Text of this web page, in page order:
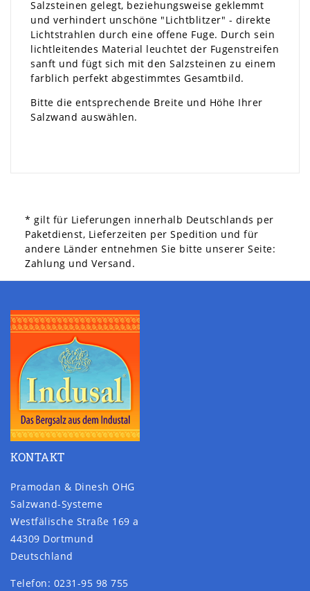
Salzsteinen gelegt, beziehungsweise geklemmt
und verhindert unschöne "Lichtblitzer" - direkte
Lichtstrahlen durch eine offene Fuge. Durch sein
lichtleitendes Material leuchtet der Fugenstreifen
sanft und fügt sich mit den Salzsteinen zu einem
farblich perfekt abgestimmtes Gesamtbild.
Bitte die entsprechende Breite und Höhe Ihrer
Salzwand auswählen.
* gilt für Lieferungen innerhalb Deutschlands per
Paketdienst, Lieferzeiten per Spedition und für
andere Länder entnehmen Sie bitte unserer Seite:
Zahlung und Versand.
KONTAKT
Pramodan & Dinesh OHG
Salzwand-Systeme
Westfälische Straße 169 a
44309 Dortmund
Deutschland
Telefon: 0231-95 98 755